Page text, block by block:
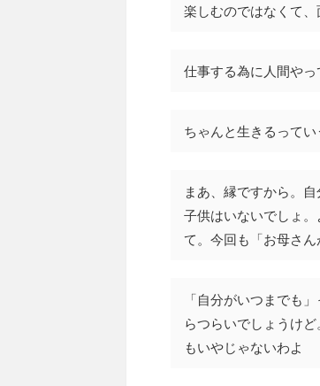
楽しむのではなくて、
仕事する為に人間や
ちゃんと生きるって
まあ、縁ですから。
子供はいないでしょ
て。今回も「お母さ
「自分がいつまでも
らつらいでしょうけ
もいやじゃないわよ